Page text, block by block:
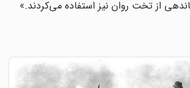
از تخت روان نیز استفاده می‌کردند.»